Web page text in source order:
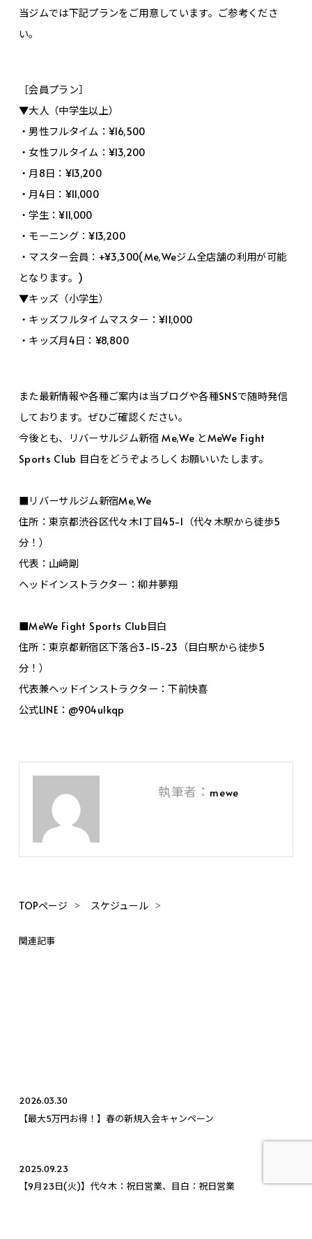
当ジムでは下記プランをご用意しています。ご参考くださ
い。
［会員プラン］
▼大人（中学生以上）
・男性フルタイム：¥16,500
・女性フルタイム：¥13,200
・月8日：¥13,200
・月4日：¥11,000
・学生：¥11,000
・モーニング：¥13,200
・マスター会員：+¥3,300(Me,Weジム全店舗の利用が可能
となります。)
▼キッズ（小学生）
・キッズフルタイムマスター：¥11,000
・キッズ月4日：¥8,800
また最新情報や各種ご案内は当ブログや各種SNSで随時発信
しております。ぜひご確認ください。
今後とも、リバーサルジム新宿 Me,We とMeWe Fight
Sports Club 目白をどうぞよろしくお願いいたします。
■リバーサルジム新宿Me,We
住所：東京都渋谷区代々木1丁目45-1（代々木駅から徒歩5
分！）
代表：山﨑剛
ヘッドインストラクター：柳井夢翔
■MeWe Fight Sports Club目白
住所：東京都新宿区下落合3-15-23（目白駅から徒歩5
分！）
代表兼ヘッドインストラクター：下前快喜
公式LINE：@904ulkqp
執筆者： mewe
TOPページ スケジュール
関連記事
2026.03.30
【最大5万円お得！】春の新規入会キャンペーン
2025.09.23
【9月23日(火)】代々木：祝日営業、目白：祝日営業